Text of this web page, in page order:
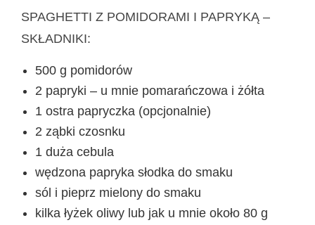
SPAGHETTI Z POMIDORAMI I PAPRYKĄ –
SKŁADNIKI:
500 g pomidorów
2 papryki – u mnie pomarańczowa i żółta
1 ostra papryczka (opcjonalnie)
2 ząbki czosnku
1 duża cebula
wędzona papryka słodka do smaku
sól i pieprz mielony do smaku
kilka łyżek oliwy lub jak u mnie około 80 g